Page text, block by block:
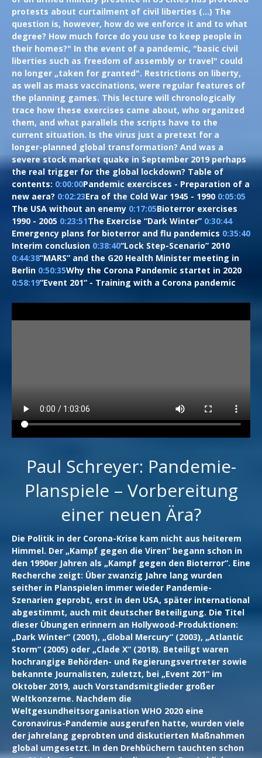
protests about curtailment of civil liberties (...) The
question is, however, how do we enforce it and to what
degree? How much force do you use to keep people in
their homes?" In the event of a pandemic, "basic civil
liberties such as freedom of assembly or travel" could
no longer „taken for granted". Restrictions on liberty,
as well as mass vaccinations, were regular features of
the planning games. This lecture will chronologically
trace how these exercises came about, who organized
them, and what parallels the scripts have to the
current situation. Is the virus just a pretext for a
longer-planned global transformation? And was a
severe stock market quake in September 2019 perhaps
the real trigger for the global lockdown? Table of
contents: 0:00:00​ Pandemic exercisces - Preparation of a
new aera? 0:02:23​ Era of the Cold War 1945 - 1990 0:05:05
The USA without an enemy 0:17:05​ Bioterror exercises
1990 - 2005 0:23:51​ The Exercise “Dark Winter” 0:30:44
Emergency plans for bioterror and flu pandemics 0:35:40
Interim conclusion 0:38:40​ “Lock Step-Scenario” 2010
0:44:38​ “MARS” and the G20 Health Minister meeting in
Berlin 0:50:35​ Why the Corona Pandemic startet in 2020
0:58:19​ “Event 201“ - Training with a Corona pandemic
Paul Schreyer: Pandemie-
Planspiele – Vorbereitung
einer neuen Ära?
Die Politik in der Corona-Krise kam nicht aus heiterem
Himmel. Der „Kampf gegen die Viren“ begann schon in
den 1990er Jahren als „Kampf gegen den Bioterror“. Eine
Recherche zeigt: Über zwanzig Jahre lang wurden
seither in Planspielen immer wieder Pandemie-
Szenarien geprobt, erst in den USA, später international
abgestimmt, auch mit deutscher Beteiligung. Die Titel
dieser Übungen erinnern an Hollywood-Produktionen:
„Dark Winter“ (2001), „Global Mercury“ (2003), „Atlantic
Storm“ (2005) oder „Clade X“ (2018). Beteiligt waren
hochrangige Behörden- und Regierungsvertreter sowie
bekannte Journalisten, zuletzt, bei „Event 201“ im
Oktober 2019, auch Vorstandsmitglieder großer
Weltkonzerne. Nachdem die
Weltgesundheitsorganisation WHO 2020 eine
Coronavirus-Pandemie ausgerufen hatte, wurden viele
der jahrelang geprobten und diskutierten Maßnahmen
global umgesetzt. In den Drehbüchern tauchten schon